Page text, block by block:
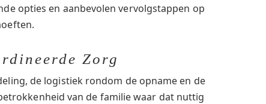
opties en aanbevolen vervolgstappen op
Zorg
de logistiek rondom de opname en de
van de familie waar dat nuttig